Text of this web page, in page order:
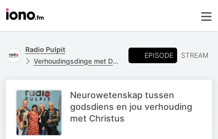
Radio Pulpit
Verhoudingsdinge met Deon en Karin
EPISODE STREAM
Neurowetenskap tussen
godsdiens en jou verhouding
met Christus